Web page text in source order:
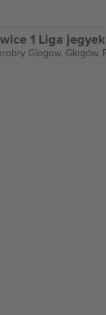
1 Liga jegyek
Glogow, Głogów,